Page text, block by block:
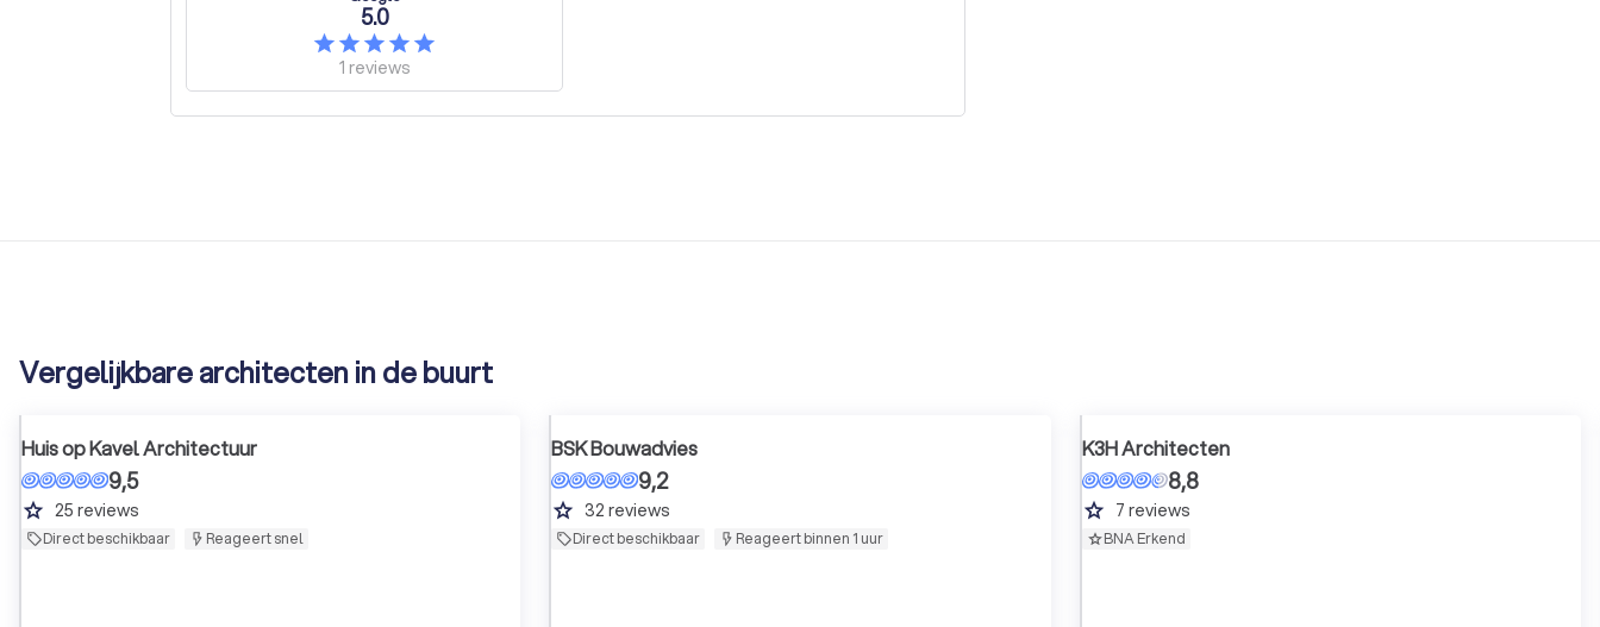
5.0
1 reviews
Vergelijkbare architecten in de buurt
Huis op Kavel Architectuur
9,5
grade 25 reviews
Direct beschikbaar Reageert snel
BSK Bouwadvies
9,2
grade 32 reviews
Direct beschikbaar Reageert binnen 1 uur
K3H Architecten
8,8
grade 7 reviews
BNA Erkend